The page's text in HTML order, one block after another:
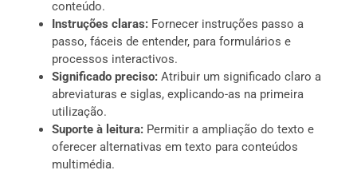
conteúdo.
Instruções claras: Fornecer instruções passo a
passo, fáceis de entender, para formulários e
processos interactivos.
Significado preciso: Atribuir um significado claro a
abreviaturas e siglas, explicando-as na primeira
utilização.
Suporte à leitura: Permitir a ampliação do texto e
oferecer alternativas em texto para conteúdos
multimédia.